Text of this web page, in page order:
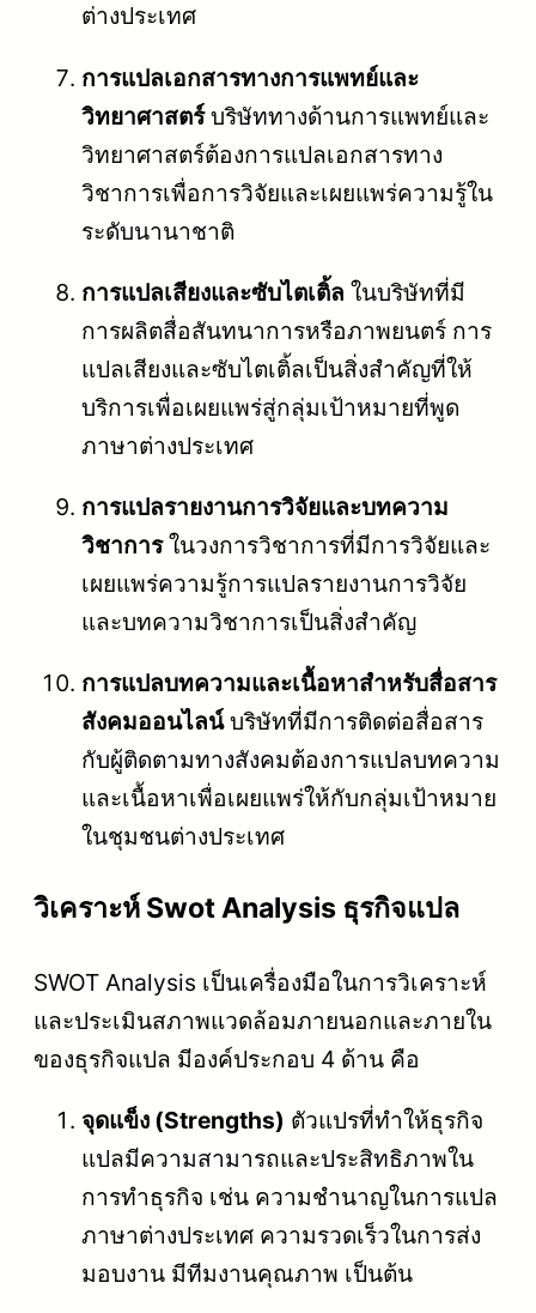
ต่างประเทศ
การแปลเอกสารทางการแพทย์และ
วิทยาศาสตร์บริษัททางด้านการแพทย์และ
วิทยาศาสตร์ต้องการแปลเอกสารทาง
วิชาการเพื่อการวิจัยและเผยแพร่ความรู้ใน
ระดับนานาชาติ
การแปลเสียงและซับไตเติ้ล ในบริษัทที่มี
การผลิตสื่อสันทนาการหรือภาพยนตร์ การ
แปลเสียงและซับไตเติ้ลเป็นสิ่งสำคัญที่ให้
บริการเพื่อเผยแพร่สู่กลุ่มเป้าหมายที่พูด
ภาษาต่างประเทศ
การแปลรายงานการวิจัยและบทความ
วิชาการในวงการวิชาการที่มีการวิจัยและ
เผยแพร่ความรู้การแปลรายงานการวิจัย
และบทความวิชาการเป็นสิ่งสำคัญ
การแปลบทความและเนื้อหาสำหรับสื่อสาร
สังคมออนไลน์บริษัทที่มีการติดต่อสื่อสาร
กับผู้ติดตามทางสังคมต้องการแปลบทความ
และเนื้อหาเพื่อเผยแพร่ให้กับกลุ่มเป้าหมาย
ในชุมชนต่างประเทศ
วิเคราะห์ Swot Analysis ธุรกิจแปล
SWOT Analysis เป็นเครื่องมือในการวิเคราะห์
และประเมินสภาพแวดล้อมภายนอกและภายใน
ของธุรกิจแปล มีองค์ประกอบ 4 ด้าน คือ
จุดแข็ง (Strengths) ตัวแปรที่ทำให้ธุรกิจ
แปลมีความสามารถและประสิทธิภาพใน
การทำธุรกิจ เช่น ความชำนาญในการแปล
ภาษาต่างประเทศ ความรวดเร็วในการส่ง
มอบงาน มีทีมงานคุณภาพ เป็นต้น